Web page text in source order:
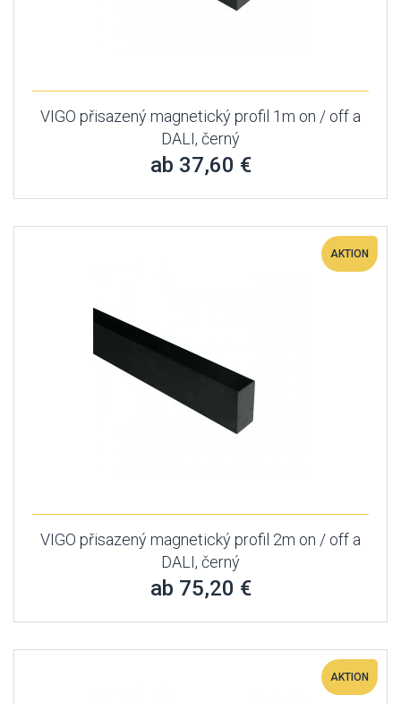
VIGO přisazený magnetický profil 1m on / off a
DALI, černý
ab 37,60 €
AKTION
VIGO přisazený magnetický profil 2m on / off a
DALI, černý
ab 75,20 €
AKTION